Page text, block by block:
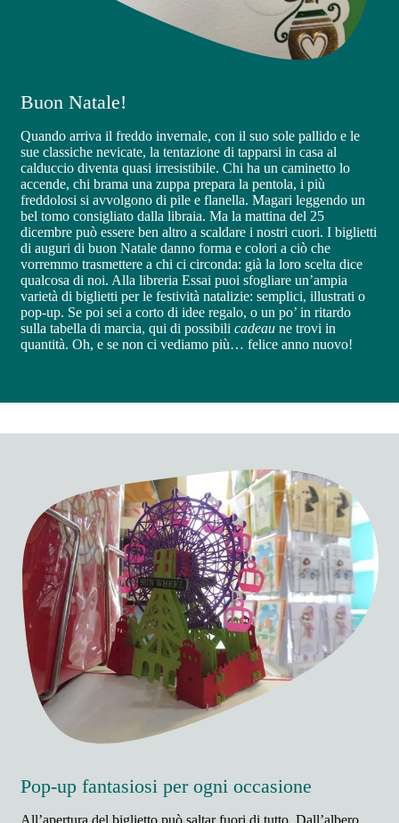
Buon Natale!
Quando arriva il freddo invernale, con il suo sole pallido e le
sue classiche nevicate, la tentazione di tapparsi in casa al
calduccio diventa quasi irresistibile. Chi ha un caminetto lo
accende, chi brama una zuppa prepara la pentola, i più
freddolosi si avvolgono di pile e flanella. Magari leggendo un
bel tomo consigliato dalla libraia. Ma la mattina del 25
dicembre può essere ben altro a scaldare i nostri cuori. I biglietti
di auguri di buon Natale danno forma e colori a ciò che
vorremmo trasmettere a chi ci circonda: già la loro scelta dice
qualcosa di noi. Alla libreria Essai puoi sfogliare un’ampia
varietà di biglietti per le festività natalizie: semplici, illustrati o
pop-up. Se poi sei a corto di idee regalo, o un po’ in ritardo
sulla tabella di marcia, qui di possibilicadeau ne trovi in
quantità. Oh, e se non ci vediamo più… felice anno nuovo!
Pop-up fantasiosi per ogni occasione